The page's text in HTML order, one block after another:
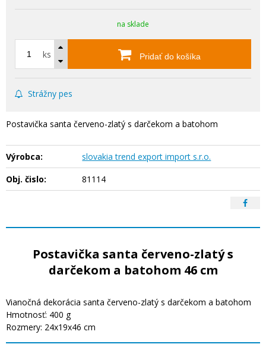
na sklade
ks Pridať do košíka
Strážny pes
Postavička santa červeno-zlatý s darčekom a batohom
Výrobca:
slovakia trend export import s.r.o.
Obj. čislo:
81114
Postavička santa červeno-zlatý s
darčekom a batohom 46 cm
Vianočná dekorácia santa červeno-zlatý s darčekom a batohom
Hmotnosť: 400 g
Rozmery: 24x19x46 cm